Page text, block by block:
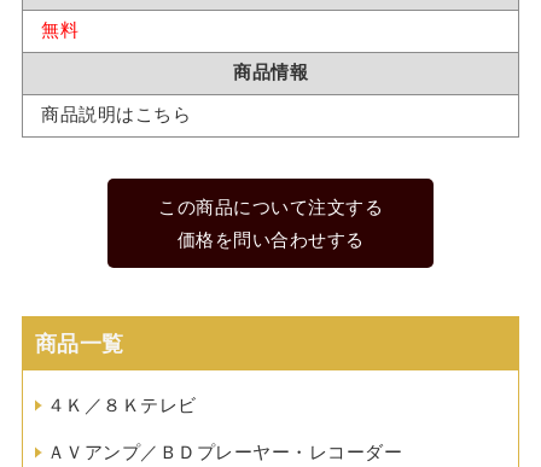
無料
商品情報
商品説明はこちら
この商品について注文する
価格を問い合わせする
商品一覧
４Ｋ／８Ｋテレビ
ＡＶアンプ／ＢＤプレーヤー・レコーダー